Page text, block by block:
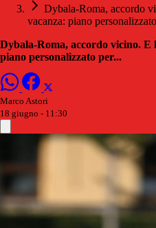
Dybala-Roma, accordo
vacanza: piano
Dybala-Roma, accordo vicino. E
piano personalizzato per...
Marco Astori
18 giugno - 11:30